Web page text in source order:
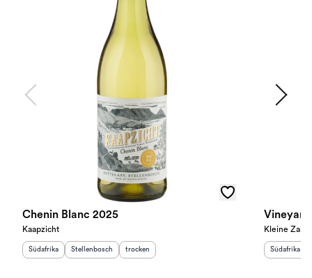
Chenin Blanc 2025
Kaapzicht
Herkunftsland:
Südafrika Herkunftsregion
Stellenbosch Geschmack
trocken
Vineyard
Kleine Zalze
Südafrika